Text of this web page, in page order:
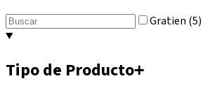
Gratien (5)
Tipo de Producto+